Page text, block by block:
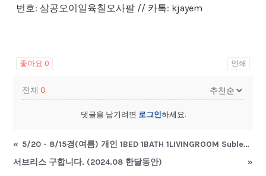
번호: 삼공오이일육칠오사팔 // 카톡: kjayem
좋아요 0 인쇄
전체0
댓글을 남기려면 로그인하세요.
«
5/20 - 8/15경(여름) 개인 1BED 1BATH 1LIVINGROOM Sublease 내놓습니다. (월세 1140불 (인터넷, 물 포함), 전
서브리스 구합니다. (2024.08 한달동안)
»